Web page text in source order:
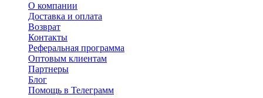
О компании
Доставка и оплата
Возврат
Контакты
Реферальная программа
Оптовым клиентам
Партнеры
Блог
Помощь в Телеграмм